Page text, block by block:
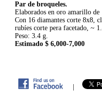
Par de broqueles.
Elaborados en oro amarillo de
Con 16 diamantes corte 8x8,
rubíes corte pera facetado, ~
Peso: 3.4 g.
Estimado $ 6,000-7,000
|